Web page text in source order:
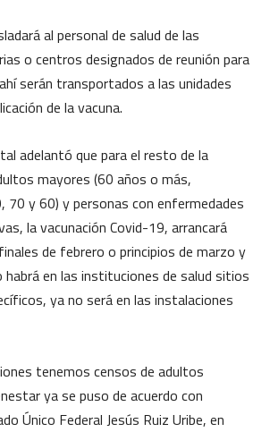
al personal de salud de las
o centros designados de reunión para
serán transportados a las unidades
de la vacuna.
adelantó que para el resto de la
mayores (60 años o más,
70 y 60) y personas con enfermedades
la vacunación Covid-19, arrancará
de febrero o principios de marzo y
en las instituciones de salud sitios
ya no será en las instalaciones
tenemos censos de adultos
ya se puso de acuerdo con
Único Federal Jesús Ruiz Uribe, en